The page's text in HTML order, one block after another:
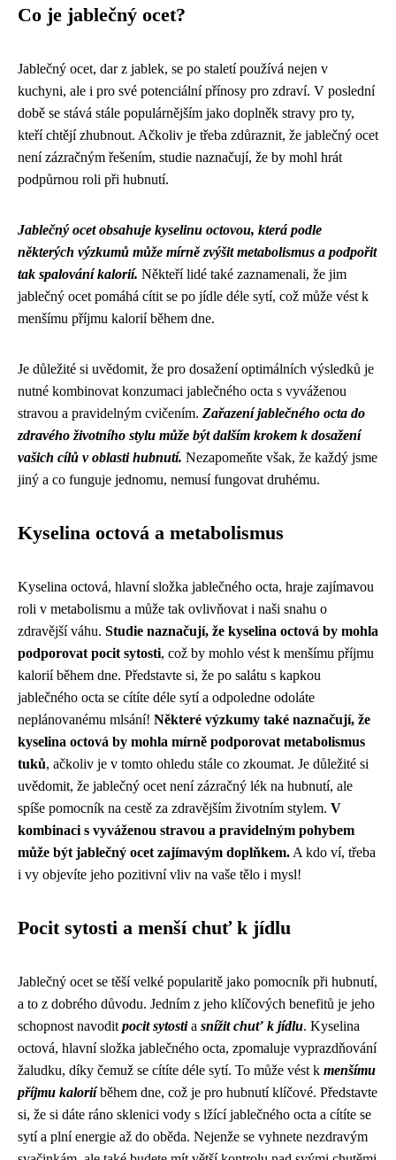
Co je jablečný ocet?
Jablečný ocet, dar z jablek, se po staletí používá nejen v
kuchyni, ale i pro své potenciální přínosy pro zdraví. V poslední
době se stává stále populárnějším jako doplněk stravy pro ty,
kteří chtějí zhubnout. Ačkoliv je třeba zdůraznit, že jablečný ocet
není zázračným řešením, studie naznačují, že by mohl hrát
podpůrnou roli při hubnutí.
Jablečný ocet obsahuje kyselinu octovou, která podle
některých výzkumů může mírně zvýšit metabolismus a podpořit
tak spalování kalorií. Někteří lidé také zaznamenali, že jim
jablečný ocet pomáhá cítit se po jídle déle sytí, což může vést k
menšímu příjmu kalorií během dne.
Je důležité si uvědomit, že pro dosažení optimálních výsledků je
nutné kombinovat konzumaci jablečného octa s vyváženou
stravou a pravidelným cvičením. Zařazení jablečného octa do
zdravého životního stylu může být dalším krokem k dosažení
vašich cílů v oblasti hubnutí. Nezapomeňte však, že každý jsme
jiný a co funguje jednomu, nemusí fungovat druhému.
Kyselina octová a metabolismus
Kyselina octová, hlavní složka jablečného octa, hraje zajímavou
roli v metabolismu a může tak ovlivňovat i naši snahu o
zdravější váhu. Studie naznačují, že kyselina octová by mohla
podporovat pocit sytosti, což by mohlo vést k menšímu příjmu
kalorií během dne. Představte si, že po salátu s kapkou
jablečného octa se cítíte déle sytí a odpoledne odoláte
neplánovanému mlsání! Některé výzkumy také naznačují, že
kyselina octová by mohla mírně podporovat metabolismus
tuků, ačkoliv je v tomto ohledu stále co zkoumat. Je důležité si
uvědomit, že jablečný ocet není zázračný lék na hubnutí, ale
spíše pomocník na cestě za zdravějším životním stylem. V
kombinaci s vyváženou stravou a pravidelným pohybem
může být jablečný ocet zajímavým doplňkem. A kdo ví, třeba
i vy objevíte jeho pozitivní vliv na vaše tělo i mysl!
Pocit sytosti a menší chuť k jídlu
Jablečný ocet se těší velké popularitě jako pomocník při hubnutí,
a to z dobrého důvodu. Jedním z jeho klíčových benefitů je jeho
schopnost navodit pocit sytostia snížit chuť k jídlu. Kyselina
octová, hlavní složka jablečného octa, zpomaluje vyprazdňování
žaludku, díky čemuž se cítíte déle sytí. To může vést k menšímu
příjmu kaloriíběhem dne, což je pro hubnutí klíčové. Představte
si, že si dáte ráno sklenici vody s lžící jablečného octa a cítíte se
sytí a plní energie až do oběda. Nejenže se vyhnete nezdravým